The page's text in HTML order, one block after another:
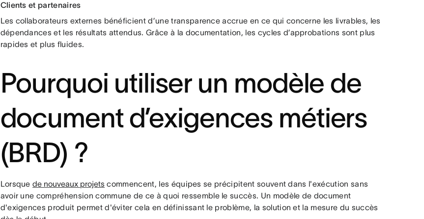
Clients et partenaires
Les collaborateurs externes bénéficient d’une transparence accrue en ce qui concerne les livrables, les
dépendances et les résultats attendus. Grâce à la documentation, les cycles d’approbations sont plus
rapides et plus fluides.
Pourquoi utiliser un modèle de
document d’exigences métiers
(BRD) ?
Lorsquede nouveaux projets commencent, les équipes se précipitent souvent dans l'exécution sans
avoir une compréhension commune de ce à quoi ressemble le succès. Un modèle de document
d'exigences produit permet d'éviter cela en définissant le problème, la solution et la mesure du succès